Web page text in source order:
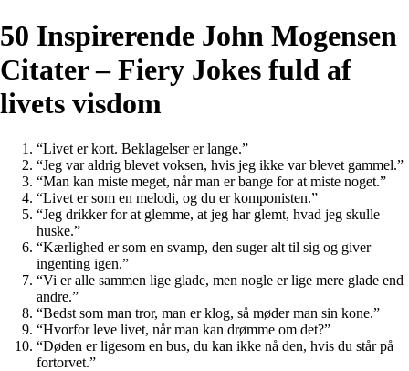
50 Inspirerende John Mogensen
Citater – Fiery Jokes fuld af
livets visdom
“Livet er kort. Beklagelser er lange.”
“Jeg var aldrig blevet voksen, hvis jeg ikke var blevet gammel.”
“Man kan miste meget, når man er bange for at miste noget.”
“Livet er som en melodi, og du er komponisten.”
“Jeg drikker for at glemme, at jeg har glemt, hvad jeg skulle
huske.”
“Kærlighed er som en svamp, den suger alt til sig og giver
ingenting igen.”
“Vi er alle sammen lige glade, men nogle er lige mere glade end
andre.”
“Bedst som man tror, man er klog, så møder man sin kone.”
“Hvorfor leve livet, når man kan drømme om det?”
“Døden er ligesom en bus, du kan ikke nå den, hvis du står på
fortorvet.”